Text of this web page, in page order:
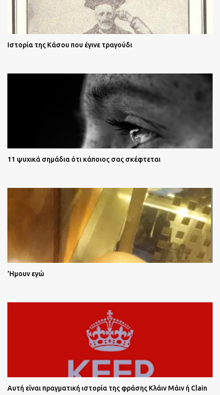
Ιστορία της Κάσου που έγινε τραγούδι
11 ψυχικά σημάδια ότι κάποιος σας σκέφτεται
'Ημουν εγώ
Αυτή είναι πραγματική ιστορία της φράσης Κλάιν Μάιν ή Clain